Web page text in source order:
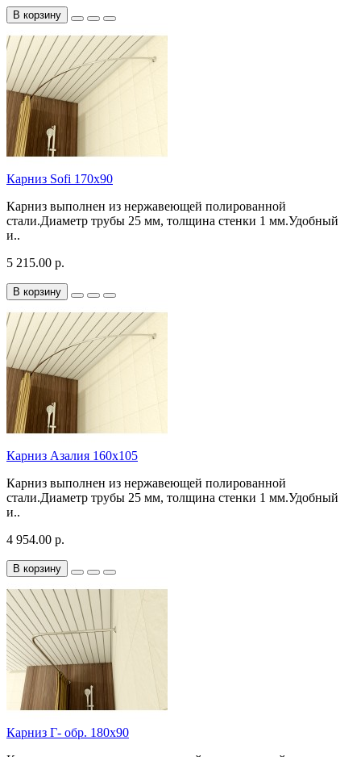
В корзину
Карниз Sofi 170х90
Карниз выполнен из нержавеющей полированной
стали.Диаметр трубы 25 мм, толщина стенки 1 мм.Удобный
и..
5 215.00 р.
В корзину
Карниз Азалия 160х105
Карниз выполнен из нержавеющей полированной
стали.Диаметр трубы 25 мм, толщина стенки 1 мм.Удобный
и..
4 954.00 р.
В корзину
Карниз Г- обр. 180х90